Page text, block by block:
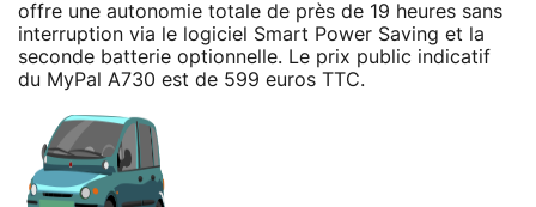
offre une autonomie totale de près de 19 heures sans
interruption via le logiciel Smart Power Saving et la
seconde batterie optionnelle. Le prix public indicatif
du MyPal A730 est de 599 euros TTC.